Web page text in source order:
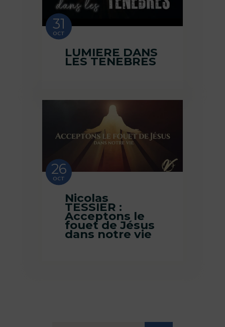
31
OCT
LUMIERE DANS
LES TENEBRES
26
OCT
Nicolas
TESSIER :
Acceptons le
fouet de Jésus
dans notre vie